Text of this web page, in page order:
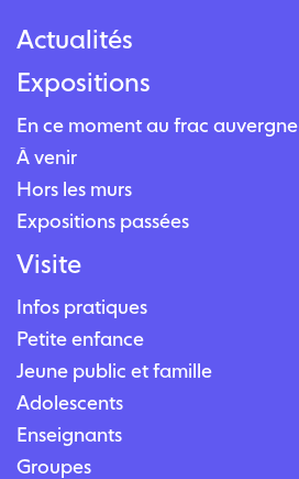
Actualités
Expositions
En ce moment au frac auvergne
À venir
Hors les murs
Expositions passées
Visite
Infos pratiques
Petite enfance
Jeune public et famille
Adolescents
Enseignants
Groupes